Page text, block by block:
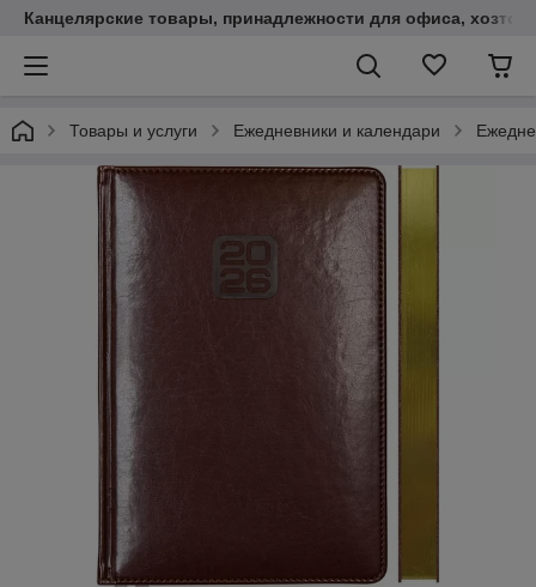
Канцелярские товары, принадлежности для офиса,
Товары и услуги Ежедневники и календари